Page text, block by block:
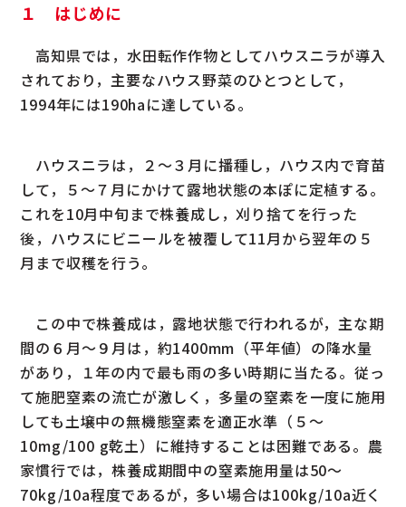
１ はじめに
高知県では，水田転作作物としてハウスニラが導入
されており，主要なハウス野菜のひとつとして，
1994年には190haに達している。
ハウスニラは，２～３月に播種し，ハウス内で育苗
して，５～７月にかけて露地状態の本ぽに定植する。
これを10月中旬まで株養成し，刈り捨てを行った
後，ハウスにビニールを被覆して11月から翌年の５
月まで収穫を行う。
この中で株養成は，露地状態で行われるが，主な期
間の６月～９月は，約1400mm（平年値）の降水量
があり，１年の内で最も雨の多い時期に当たる。従っ
て施肥窒素の流亡が激しく，多量の窒素を一度に施用
しても土壌中の無機態窒素を適正水準（５～
10mg/100 g乾土）に維持することは困難である。農
家慣行では，株養成期間中の窒素施用量は50～
70kg/10a程度であるが，多い場合は100kg/10a近く